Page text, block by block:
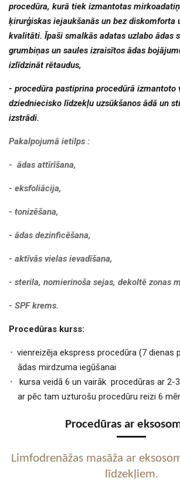
procedūra, kurā tiek izmantotas
ķirurģiskas iejaukšanās un bez diskomforta
kvalitāti. Īpaši smalkās adatas uzlabo ādas
grumbiņas un saules izraisītos ādas
izlīdzināt rētaudus,
- procedūra pastiprina procedūrā izmantoto
dziedniecisko līdzekļu uzsūkšanos ādā un
izstrādi.
Pakalpojumā ietilps :
- ādas attīrīšana,
- eksfoliācija,
- tonizēšana,
- ādas dezinficēšana,
- aktīvās vielas ievadīšana,
- sterila, nomierinoša sejas, dekoltē zonas
- SPF krems.
Procedūras kurss:
vienreizēja ekspress procedūra (7 dienas
ādas mirdzuma iegūšanai
kursa veidā 6 un vairāk procedūras ar 2-
ar pēc tam uzturošu procedūru reizi 6
Procedūras ar
Limfodrenāžas masāža ar
līdzekļiem.